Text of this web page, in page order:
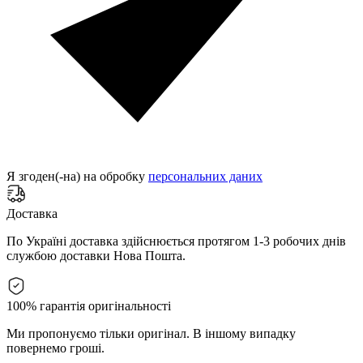
Я згоден(-на) на обробку персональних даних
Доставка
По Україні доставка здійснюється протягом 1-3 робочих днів
службою доставки Нова Пошта.
100% гарантія оригінальності
Ми пропонуємо тільки оригінал. В іншому випадку
повернемо гроші.